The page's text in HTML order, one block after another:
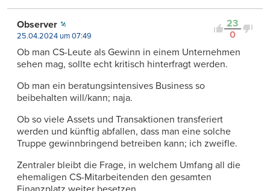
23
0
Observer
25.04.2024 um 07:49
Ob man CS-Leute als Gewinn in einem Unternehmen
sehen mag, sollte echt kritisch hinterfragt werden.
Ob man ein beratungsintensives Business so
beibehalten will/kann; naja.
Ob so viele Assets und Transaktionen transferiert
werden und künftig abfallen, dass man eine solche
Truppe gewinnbringend betreiben kann; ich zweifle.
Zentraler bleibt die Frage, in welchem Umfang all die
ehemaligen CS-Mitarbeitenden den gesamten